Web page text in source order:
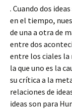
. Cuando dos
en el tiempo,
de una a otra de
entre dos
entre los ciales la
la que uno es la
su crítica a la
relaciones de
ideas son para